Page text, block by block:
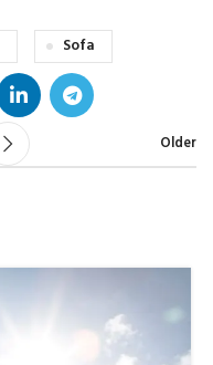
Sofa
Older